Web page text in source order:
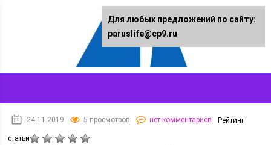
24.11.2019 5 просмотров нет комментариев Рейтинг
статьи
Для любых предложений по сайту:
paruslife@cp9.ru